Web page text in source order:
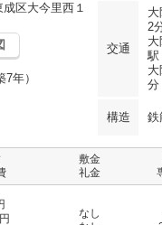
区大今里西１
交通
2
駅
分
年）
構造 鉄
敷金
礼金
なし